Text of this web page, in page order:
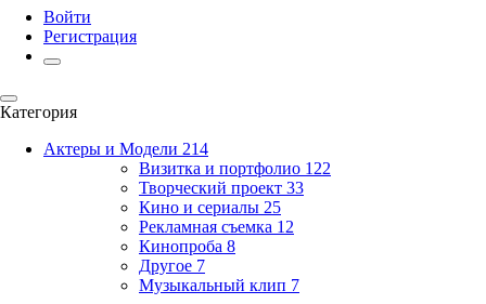
Войти
Регистрация
Категория
Актеры и Модели 214
Визитка и портфолио 122
Творческий проект 33
Кино и сериалы 25
Рекламная съемка 12
Кинопроба 8
Другое 7
Музыкальный клип 7